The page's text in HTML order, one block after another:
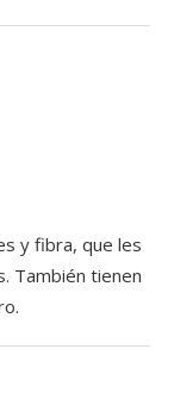
y fibra, que les
También tienen